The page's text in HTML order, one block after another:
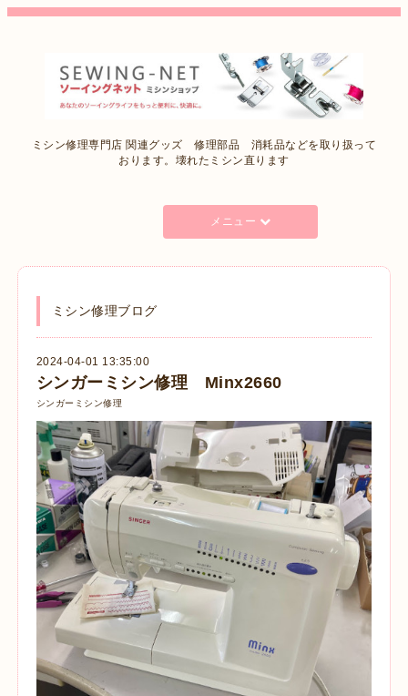
ミシン修理専門店 関連グッズ 修理部品 消耗品などを取り扱って
おります。壊れたミシン直ります
メニュー
ミシン修理ブログ
2024-04-01 13:35:00
シンガーミシン修理 Minx2660
シンガーミシン修理